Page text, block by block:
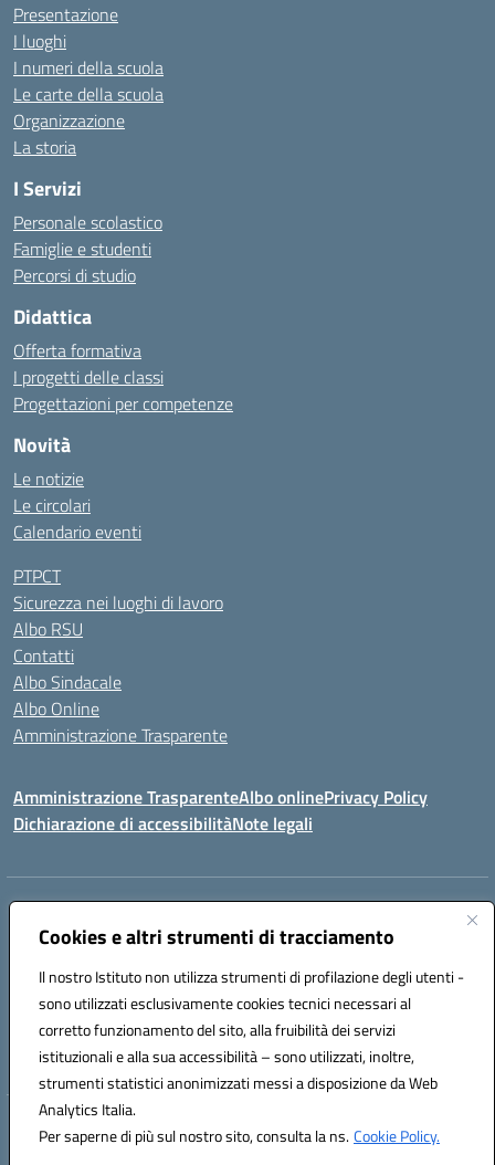
Cookies e altri strumenti di tracciamento
Il nostro Istituto non utilizza strumenti di profilazione degli utenti -
sono utilizzati esclusivamente cookies tecnici necessari al
corretto funzionamento del sito, alla fruibilità dei servizi
istituzionali e alla sua accessibilità – sono utilizzati, inoltre,
strumenti statistici anonimizzati messi a disposizione da Web
Analytics Italia.
Per saperne di più sul nostro sito, consulta la ns.Cookie Policy.
Presentazione
I luoghi
I numeri della scuola
Le carte della scuola
Organizzazione
La storia
I Servizi
Personale scolastico
Famiglie e studenti
Percorsi di studio
Didattica
Offerta formativa
I progetti delle classi
Progettazioni per competenze
Novità
Le notizie
Le circolari
Calendario eventi
PTPCT
Sicurezza nei luoghi di lavoro
Albo RSU
Contatti
Albo Sindacale
Albo Online
Amministrazione Trasparente
Amministrazione TrasparenteAlbo onlinePrivacy Policy
Dichiarazione di accessibilitàNote legali
Centralino:
Posta elettronica certificata (PEC):tpis02200a@pec.istruzione.it
Codice fiscale: 93066580817
Codice meccanografico:TPIS02200A
VIA CESARÒ, 36 - 91016 ERICE - CASA SANTA (TP)
Telefono: 0923569559
Hosting & Powered by 3D Solution S.r.l.
Concept & Design by Designers Italia